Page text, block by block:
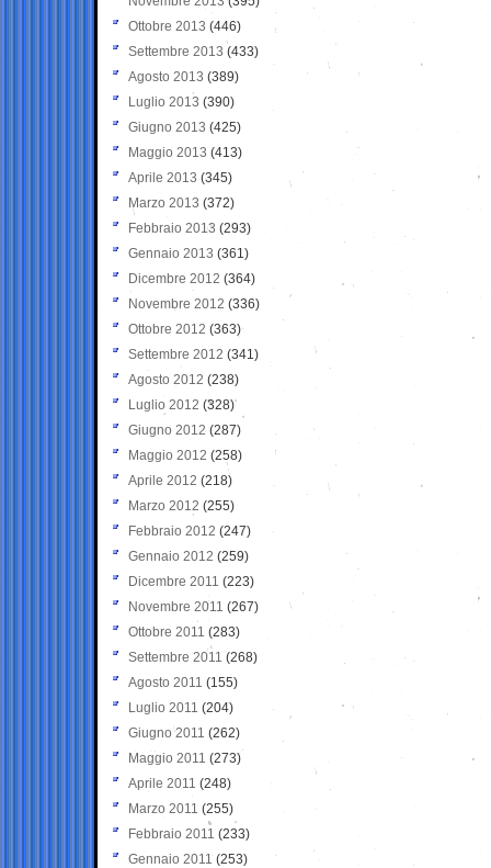
Ottobre 2013 (446)
Settembre 2013 (433)
Agosto 2013 (389)
Luglio 2013 (390)
Giugno 2013 (425)
Maggio 2013 (413)
Aprile 2013 (345)
Marzo 2013 (372)
Febbraio 2013 (293)
Gennaio 2013 (361)
Dicembre 2012 (364)
Novembre 2012 (336)
Ottobre 2012 (363)
Settembre 2012 (341)
Agosto 2012 (238)
Luglio 2012 (328)
Giugno 2012 (287)
Maggio 2012 (258)
Aprile 2012 (218)
Marzo 2012 (255)
Febbraio 2012 (247)
Gennaio 2012 (259)
Dicembre 2011 (223)
Novembre 2011 (267)
Ottobre 2011 (283)
Settembre 2011 (268)
Agosto 2011 (155)
Luglio 2011 (204)
Giugno 2011 (262)
Maggio 2011 (273)
Aprile 2011 (248)
Marzo 2011 (255)
Febbraio 2011 (233)
Gennaio 2011 (253)